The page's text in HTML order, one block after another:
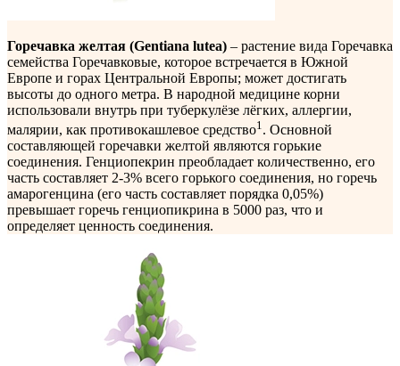
Горечавка желтая (Gentiana lutea) – растение вида Горечавка
семейства Горечавковые, которое встречается в Южной
Европе и горах Центральной Европы; может достигать
высоты до одного метра. В народной медицине корни
использовали внутрь при туберкулёзе лёгких, аллергии,
малярии, как противокашлевое средство1. Основной
составляющей горечавки желтой являются горькие
соединения. Генциопекрин преобладает количественно, его
часть составляет 2-3% всего горького соединения, но горечь
амарогенцина (его часть составляет порядка 0,05%)
превышает горечь генциопикрина в 5000 раз, что и
определяет ценность соединения.